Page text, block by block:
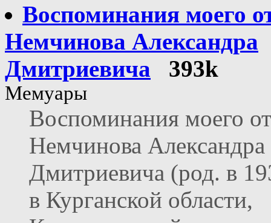
Воспоминания моего
Немчинова Александра
Дмитриевича
393k
Мемуары
Воспоминания моего
Немчинова Александра
Дмитриевича (род. в
в Курганской области,